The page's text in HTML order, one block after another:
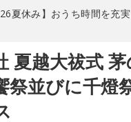
夏休み】おうち時間を充
夏越大祓式
祭並びに千燈